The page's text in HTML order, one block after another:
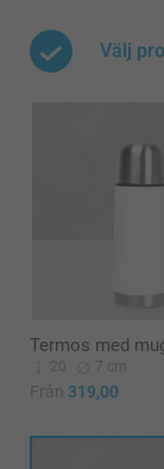
Välj
Termos med
20 7 cm
Från 319,00